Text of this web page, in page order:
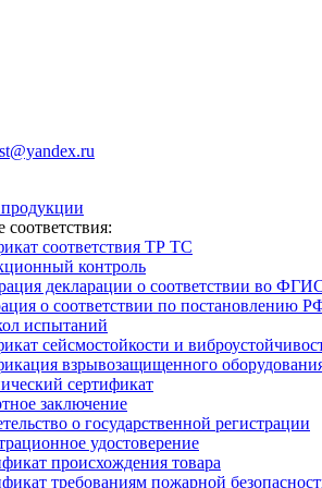
соответствия ТР ТС
контроль
декларации о соответствии во
о соответствии по постановлению
испытаний
сейсмостойкости и
взрывозащищенного
сертификат
заключение
о государственной регистрации
удостоверение
происхождения товара
требованиям пожарной